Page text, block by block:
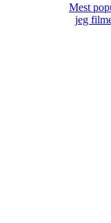
Mest
jeg